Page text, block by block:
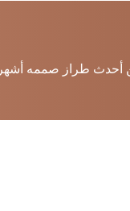
أحدث طراز صممه أشهر